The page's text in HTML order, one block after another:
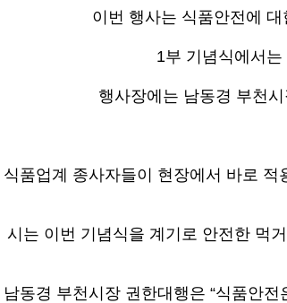
이번 행사는 식품안전에
1부 기념식에서
행사장에는 남동경 부천
식품업계 종사자들이 현장에서 바로
시는 이번 기념식을 계기로 안전한 먹
남동경 부천시장 권한대행은 “식품안